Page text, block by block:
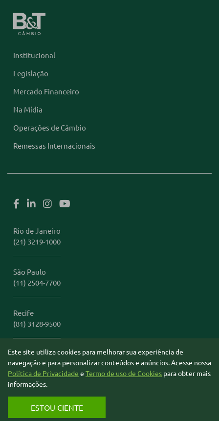
Institucional
Legislação
Mercado Financeiro
Na Mídia
Operações de Câmbio
Remessas Internacionais
Rio de Janeiro
(21) 3219-1000
São Paulo
(11) 2504-7700
Recife
(81) 3128-9500
Miami
1 (305) 306-2401
© 2026 B&T Câmbio. Todos os direitos reservados.
Este site utiliza cookies para melhorar sua experiência de
navegação e para personalizar conteúdos e anúncios. Acesse nossa
Política de Privacidade e Termo de uso de Cookies para obter mais
informações.
ESTOU CIENTE